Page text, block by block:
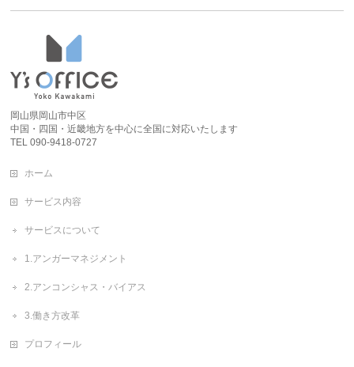
岡山県岡山市中区
中国・四国・近畿地方を中心に全国に対応いたします
TEL 090-9418-0727
ホーム
サービス内容
サービスについて
1.アンガーマネジメント
2.アンコンシャス・バイアス
3.働き方改革
プロフィール